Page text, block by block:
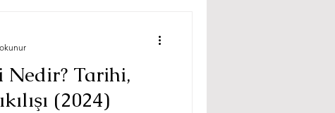
Nedir? Tarihi,
(2024)